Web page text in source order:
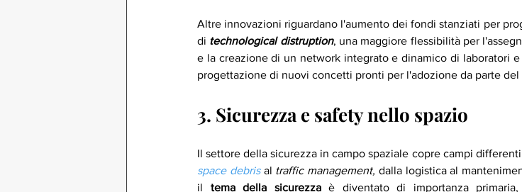
Altre innovazioni riguardano l'aumento dei fondi stanziati per
di technological distruption, una maggiore flessibilità per
e la creazione di un network integrato e dinamico di laboratori
progettazione di nuovi concetti pronti per l'adozione da parte del
3. Sicurezza e safety nello spazio
space debris al traffic management, dalla logistica al
il tema della sicurezza è diventato di importanza primaria,